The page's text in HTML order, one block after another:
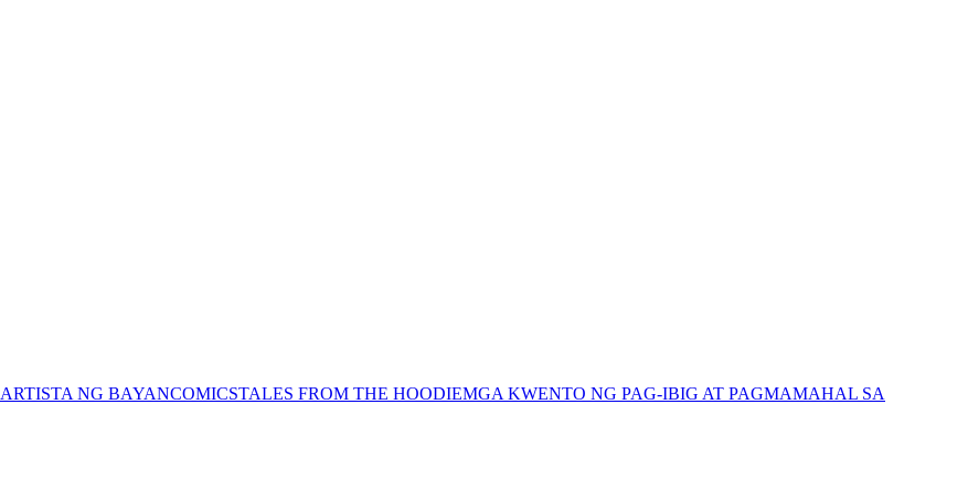
ARTISTA NG BAYANCOMICSTALES FROM THE HOODIEMGA KWENTO NG PAG-IBIG AT PAGMAMAHAL SA